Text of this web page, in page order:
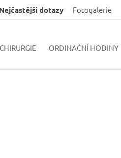
Nejčastější dotazy Fotogalerie
ORDINAČNÍ HODINY